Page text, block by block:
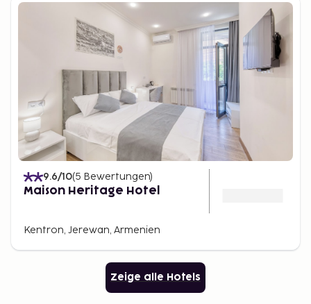
9.6/10(5 Bewertungen)
Maison Heritage Hotel
Kentron, Jerewan, Armenien
Zeige alle Hotels